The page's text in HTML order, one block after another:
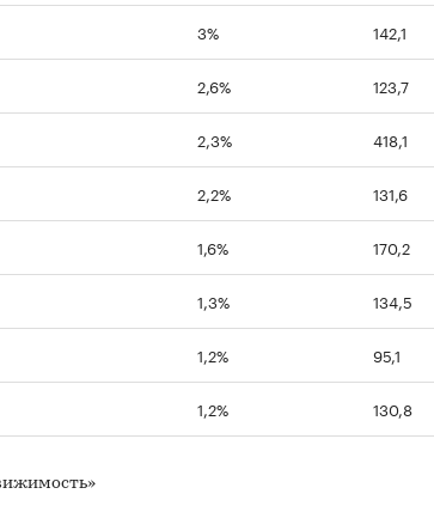
3% 142,1
2,6% 123,7
2,3% 418,1
2,2% 131,6
1,6% 170,2
1,3% 134,5
1,2% 95,1
1,2% 130,8